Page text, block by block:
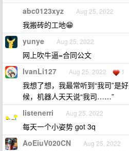
abc0123xyz Aug 25, 2022
我搬砖的工地😁
yunye Aug 25, 2022
网上吹牛逼=合同公文
IvanLi127 Aug 25, 2022 1
我想了想，我最常听到“我司”是
候，机器人天天说“我司……”
listenerri Aug 25, 2022
每天一个小姿势 got 3q
AoEiuV020CN Aug 25, 2022